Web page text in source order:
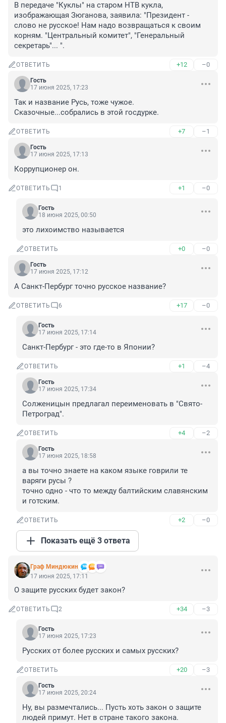
В передаче "Куклы" на старом НТВ кукла,
изображающая Зюганова, заявила: "Президент -
слово не русское! Нам надо возвращаться к своим
корням. "Центральный комитет", "Генеральный
секретарь"... ".
ОТВЕТИТЬ +12 –0
Гость
17 июня 2025, 17:23
Так и название Русь, тоже чужое.
Сказочные...собрались в этой госдурке.
ОТВЕТИТЬ +7 –1
Гость
17 июня 2025, 17:13
Коррупционер он.
ОТВЕТИТЬ 1 +1 –0
Гость
18 июня 2025, 00:50
это лихоимство называется
ОТВЕТИТЬ +0 –0
Гость
17 июня 2025, 17:12
А Санкт-Пербург точно русское название?
ОТВЕТИТЬ 6 +17 –0
Гость
17 июня 2025, 17:14
Санкт-Пербург - это где-то в Японии?
ОТВЕТИТЬ +1 –4
Гость
17 июня 2025, 17:34
Солженицын предлагал переименовать в "Свято-
Петроград".
ОТВЕТИТЬ +4 –2
Гость
17 июня 2025, 18:58
а вы точно знаете на каком языке говрили те
варяги русы ?
точно одно - что то между балтийским славянским
и готским.
ОТВЕТИТЬ +2 –0
Показать ещё 3 ответа
Граф Миндюкин
17 июня 2025, 17:11
О защите русских будет закон?
ОТВЕТИТЬ 2 +34 –3
Гость
17 июня 2025, 17:23
Русских от более русских и самых русских?
ОТВЕТИТЬ +20 –3
Гость
17 июня 2025, 20:24
Ну, вы размечтались... Пусть хоть закон о защите
людей примут. Нет в стране такого закона.